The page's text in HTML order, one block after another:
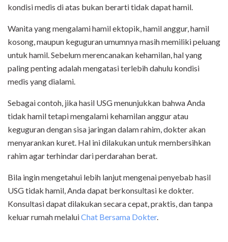
kondisi medis di atas bukan berarti tidak dapat hamil.
Wanita yang mengalami hamil ektopik, hamil anggur, hamil
kosong, maupun keguguran umumnya masih memiliki peluang
untuk hamil. Sebelum merencanakan kehamilan, hal yang
paling penting adalah mengatasi terlebih dahulu kondisi
medis yang dialami.
Sebagai contoh, jika hasil USG menunjukkan bahwa Anda
tidak hamil tetapi mengalami kehamilan anggur atau
keguguran dengan sisa jaringan dalam rahim, dokter akan
menyarankan kuret. Hal ini dilakukan untuk membersihkan
rahim agar terhindar dari perdarahan berat.
Bila ingin mengetahui lebih lanjut mengenai penyebab hasil
USG tidak hamil, Anda dapat berkonsultasi ke dokter.
Konsultasi dapat dilakukan secara cepat, praktis, dan tanpa
keluar rumah melaluiChat Bersama Dokter.